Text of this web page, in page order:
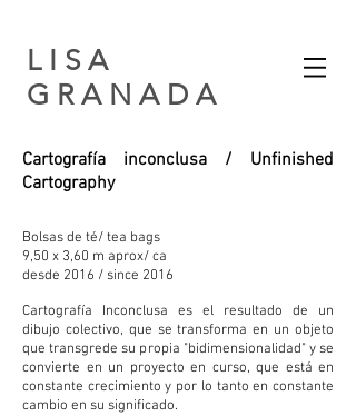
L I S A
G R A N A D A​
Cartografía inconclusa / Unfinished
Cartography
Bolsas de té/ tea bags
9,50 x 3,60 m aprox/ ca
desde 2016 / since 2016
Cartografía Inconclusa es el resultado de un
dibujo colectivo, que se transforma en un objeto
que transgrede su propia "bidimensionalidad" y se
convierte en un proyecto en curso, que está en
constante crecimiento y por lo tanto en constante
cambio en su significado.